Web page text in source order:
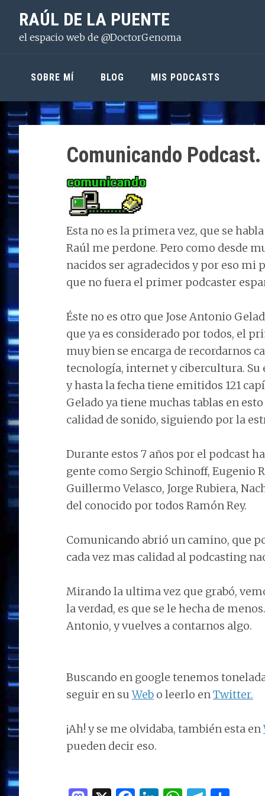
principal
contenido
lateral
RAÚL DE LA PUENTE
el espacio web de @DoctorGenoma
SOBRE MÍ BLOG MIS PODCASTS
Comunicando Podcast.
Esta no es la primera vez, que se
Raúl me perdone. Pero como desde
nacidos ser agradecidos y por eso
que no fuera el primer podcaster
Éste no es otro que Jose Antonio
que ya es considerado por todos, el
muy bien se encarga de recordarnos
tecnología, internet y cibercultura. Su
y hasta la fecha tiene emitidos 121
Gelado ya tiene muchas tablas en
calidad de sonido, siguiendo por la
Durante estos 7 años por el podcast
gente como Sergio Schinoff, Eugenio
Guillermo Velasco, Jorge Rubiera,
del conocido por todos Ramón Rey.
Comunicando abrió un camino, que
cada vez mas calidad al podcasting
Mirando la ultima vez que grabó,
la verdad, es que se le hecha de
Antonio, y vuelves a contarnos algo.
Buscando en google tenemos
seguir en suWeb o leerlo enTwitter.
¡Ah! y se me olvidaba, también esta en
pueden decir eso.